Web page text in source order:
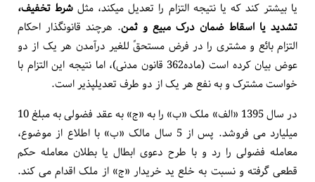
یا بیشتر کند که یا نتیجه التزام را تعدیل می­کند، مثل شرط تخفیف،
تشدید یا اسقاط ضمان درک مبیع و ثمن. هرچند قانونگذار احکام
التزام بائع و مشتری را در فرض مستحقً ­للغیر درآمدن هر یک از دو
عوض بیان کرده است (ماده362 قانون مدنی)، اما نتیجه این التزام با
خواست مشترک و به نفع هر یک از دو طرف تعدیل­پذیر است.
در سال 1395 «الف» ملک «ب» را به «ج» به عقد فضولی به مبلغ 10
میلیارد می فروشد. پس از 5 سال مالک «ب» با اطلاع از موضوع،
معامله فضولی را رد و با طرح دعوی ابطال یا بطلان معامله حکم
قطعی گرفته و نسبت به خلع ید خریدار «ج» از ملک اقدام می کند.